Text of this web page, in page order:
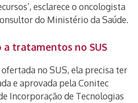
esclarece o oncologista
do Ministério da Saúde.
a tratamentos no SUS
no SUS, ela precisa ter
e aprovada pela Conitec
Incorporação de Tecnologias